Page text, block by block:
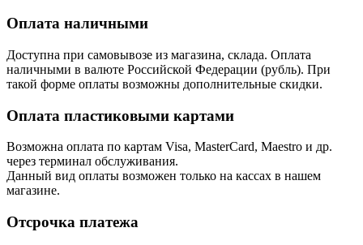
Оплата наличными
Доступна при самовывозе из магазина, склада. Оплата
наличными в валюте Российской Федерации (рубль). При
такой форме оплаты возможны дополнительные скидки.
Оплата пластиковыми картами
Возможна оплата по картам Visa, MasterCard, Maestro и др.
через терминал обслуживания.
Данный вид оплаты возможен только на кассах в нашем
магазине.
Отсрочка платежа